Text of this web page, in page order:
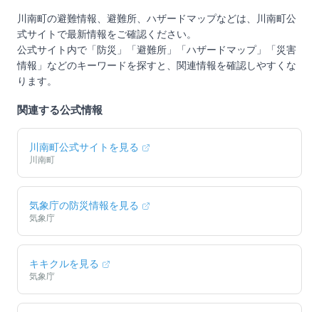
川南町の避難情報、避難所、ハザードマップなどは、 川南町公
式サイトで最新情報をご確認ください。
公式サイト内で「防災」「避難所」「ハザードマップ」「災害
情報」などのキーワードを探すと、関連情報を確認しやすくな
ります。
関連する公式情報
川南町公式サイトを見る
川南町
気象庁の防災情報を見る
気象庁
キキクルを見る
気象庁